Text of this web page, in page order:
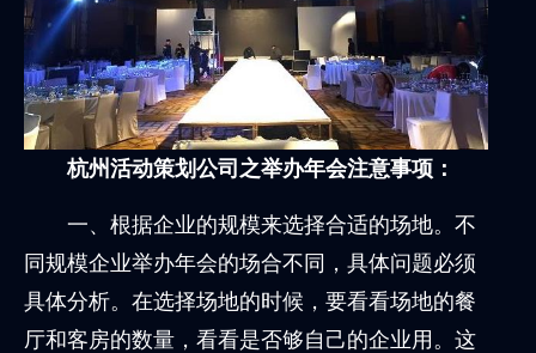
杭州活动策划公司之举办年会注意事项：
一、根据企业的规模来选择合适的场地。不
同规模企业举办年会的场合不同，具体问题必须
具体分析。在选择场地的时候，要看看场地的餐
厅和客房的数量，看看是否够自己的企业用。这